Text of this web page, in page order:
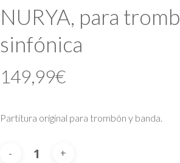
NURYA, para
sinfónica
149,99€
Partitura original para trombón y banda.